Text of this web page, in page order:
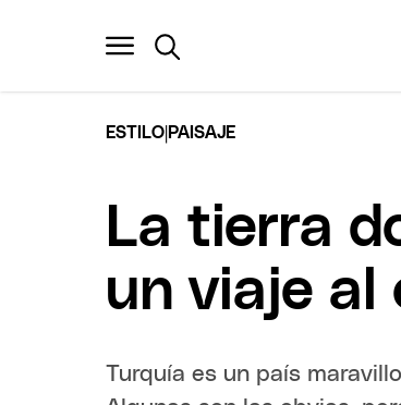
ESTILO PAISAJE
La tierra
un viaje al
Turquía es un país